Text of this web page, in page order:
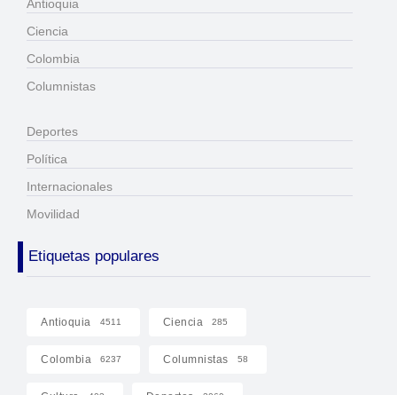
Antioquia
Ciencia
Colombia
Columnistas
Deportes
Política
Internacionales
Movilidad
Etiquetas populares
Antioquia 4511 Ciencia 285
Colombia 6237 Columnistas 58